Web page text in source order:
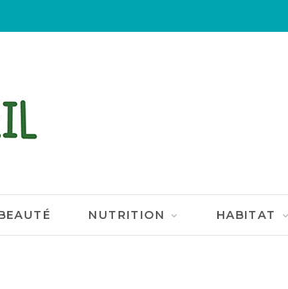
NUTRITION HABITAT